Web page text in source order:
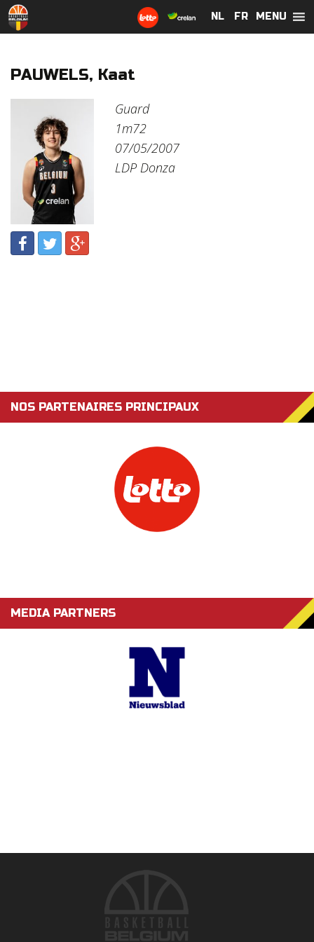
MENU
NL FR
PAUWELS, Kaat
Guard
1m72
07/05/2007
LDP Donza
NOS PARTENAIRES PRINCIPAUX
MEDIA PARTNERS
NL FR